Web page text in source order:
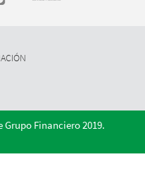
Grupo Financiero 2019.